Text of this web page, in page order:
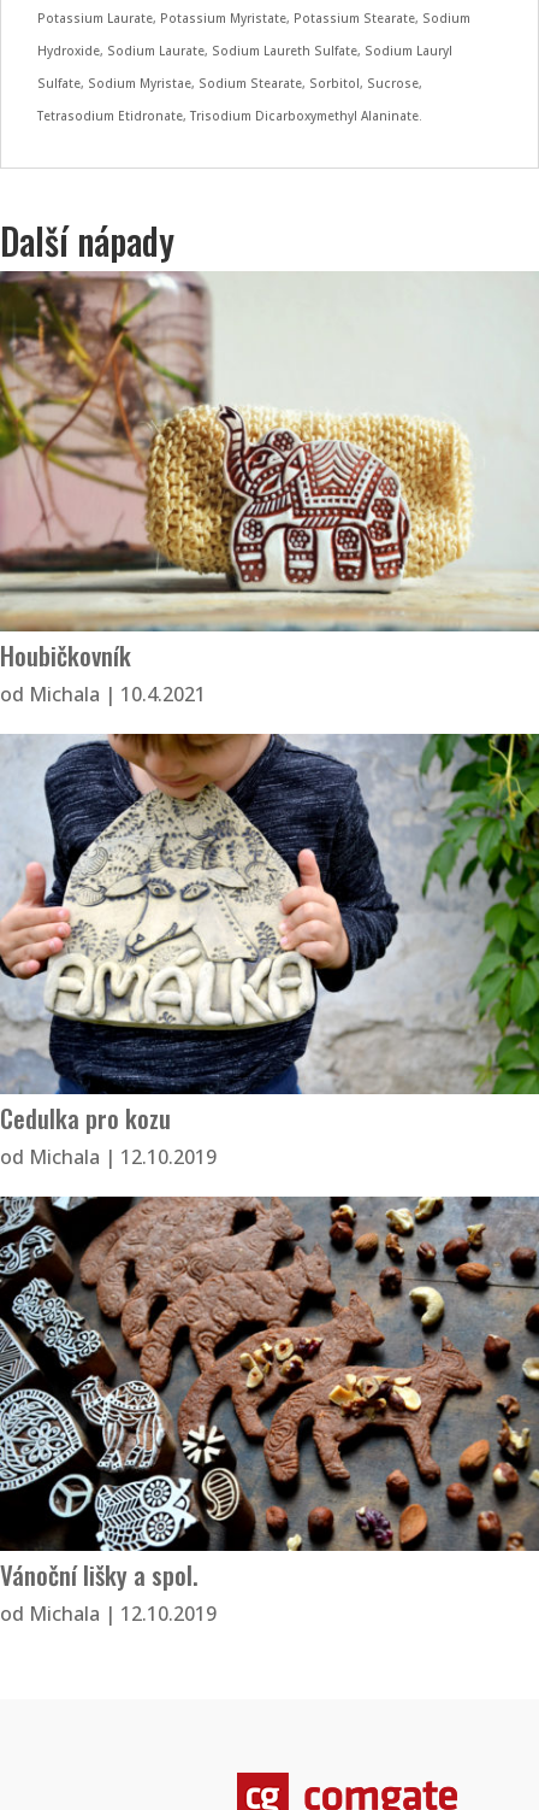
Potassium Laurate, Potassium Myristate, Potassium Stearate, Sodium
Hydroxide, Sodium Laurate, Sodium Laureth Sulfate, Sodium Lauryl
Sulfate, Sodium Myristae, Sodium Stearate, Sorbitol, Sucrose,
Tetrasodium Etidronate, Trisodium Dicarboxymethyl Alaninate.
Další nápady
Houbičkovník
od Michala | 10.4.2021
Cedulka pro kozu
od Michala | 12.10.2019
Vánoční lišky a spol.
od Michala | 12.10.2019